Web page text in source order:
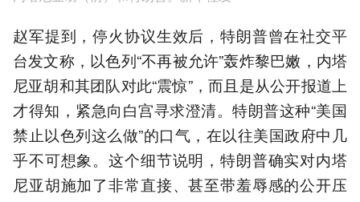
赵军提到，停火协议生效后，特朗普曾在社交平
台发文称，以色列“不再被允许”轰炸黎巴嫩，内塔
尼亚胡和其团队对此“震惊”，而且是从公开报道上
才得知，紧急向白宫寻求澄清。特朗普这种“美国
禁止以色列这么做”的口气，在以往美国政府中几
乎不可想象。这个细节说明，特朗普确实对内塔
尼亚胡施加了非常直接、甚至带羞辱感的公开压